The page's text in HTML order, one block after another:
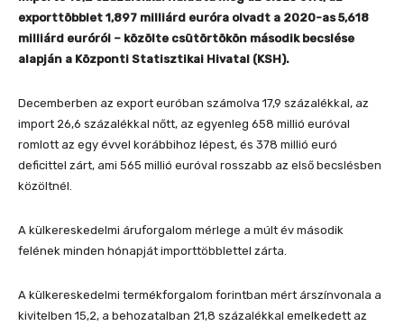
exporttöbblet 1,897 milliárd euróra olvadt a 2020-as 5,618
milliárd euróról – közölte csütörtökön második becslése
alapján a Központi Statisztikai Hivatal (KSH).
Decemberben az export euróban számolva 17,9 százalékkal, az
import 26,6 százalékkal nőtt, az egyenleg 658 millió euróval
romlott az egy évvel korábbihoz lépest, és 378 millió euró
deficittel zárt, ami 565 millió euróval rosszabb az első becslésben
közöltnél.
A külkereskedelmi áruforgalom mérlege a múlt év második
felének minden hónapját importtöbblettel zárta.
A külkereskedelmi termékforgalom forintban mért árszínvonala a
kivitelben 15,2, a behozatalban 21,8 százalékkal emelkedett az